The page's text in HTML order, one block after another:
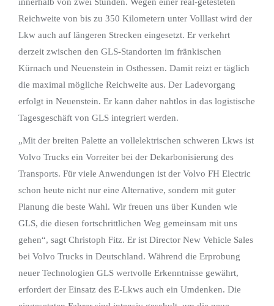
Reichweite von bis zu 350 Kilometern unter Volllast wird der
Lkw auch auf längeren Strecken eingesetzt. Er verkehrt
derzeit zwischen den GLS-Standorten im fränkischen
Kürnach und Neuenstein in Osthessen. Damit reizt er täglich
die maximal mögliche Reichweite aus. Der Ladevorgang
erfolgt in Neuenstein. Er kann daher nahtlos in das logistische
Tagesgeschäft von GLS integriert werden.
„Mit der breiten Palette an vollelektrischen schweren Lkws ist
Volvo Trucks ein Vorreiter bei der Dekarbonisierung des
Transports. Für viele Anwendungen ist der Volvo FH Electric
schon heute nicht nur eine Alternative, sondern mit guter
Planung die beste Wahl. Wir freuen uns über Kunden wie
GLS, die diesen fortschrittlichen Weg gemeinsam mit uns
gehen“, sagt Christoph Fitz. Er ist Director New Vehicle Sales
bei Volvo Trucks in Deutschland. Während die Erprobung
neuer Technologien GLS wertvolle Erkenntnisse gewährt,
erfordert der Einsatz des E-Lkws auch ein Umdenken. Die